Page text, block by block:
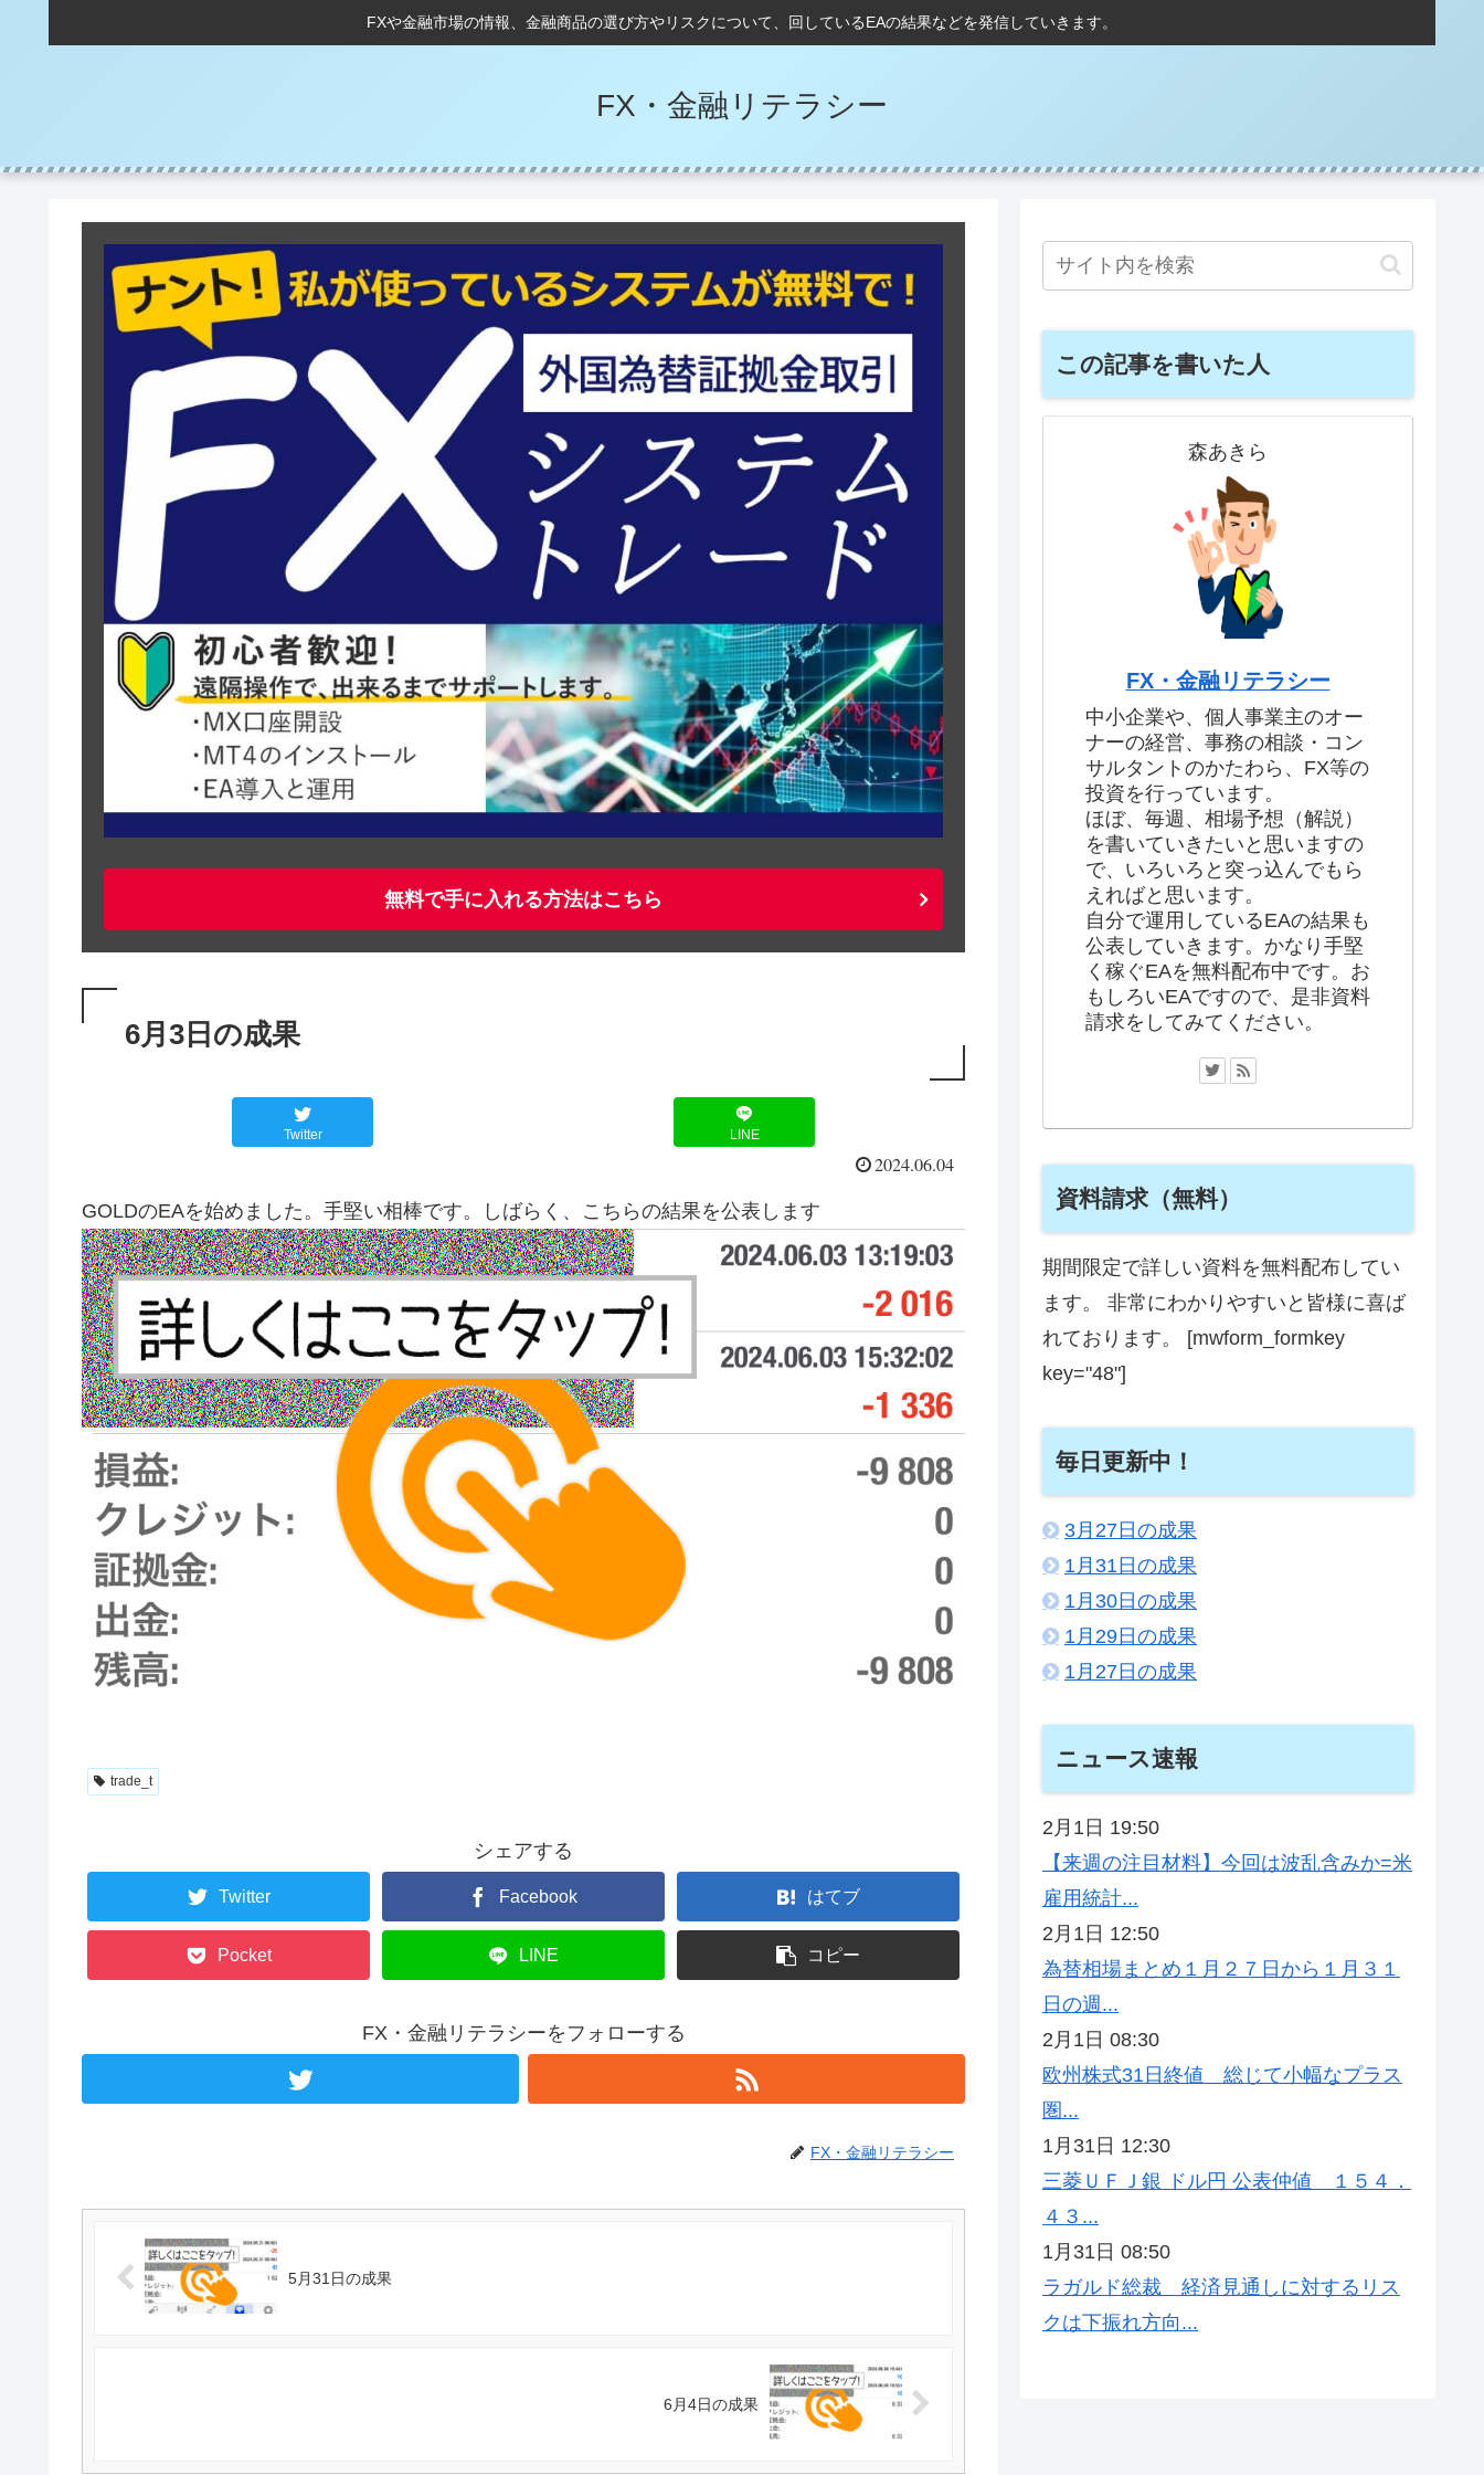
FXや金融市場の情報、金融商品の選び方やリスクについて、回しているEAの結果などを発信していきます。
FX・金融リテラシー
無料で手に入れる方法はこちら
6月3日の成果
Twitter LINE
2024.06.04
GOLDのEAを始めました。手堅い相棒です。しばらく、こちらの結果を公表します
trade_t
シェアする
Twitter Facebook はてブ
Pocket LINE コピー
FX・金融リテラシーをフォローする
FX・金融リテラシー
5月31日の成果
6月4日の成果
この記事を書いた人
森あきら
FX・金融リテラシー
中小企業や、個人事業主のオー
ナーの経営、事務の相談・コン
サルタントのかたわら、FX等の
投資を行っています。
ほぼ、毎週、相場予想（解説）
を書いていきたいと思いますの
で、いろいろと突っ込んでもら
えればと思います。
自分で運用しているEAの結果も
公表していきます。かなり手堅
く稼ぐEAを無料配布中です。お
もしろいEAですので、是非資料
請求をしてみてください。
資料請求（無料）
期間限定で詳しい資料を無料配布してい
ます。 非常にわかりやすいと皆様に喜ば
れております。 [mwform_formkey
key="48"]
毎日更新中！
3月27日の成果
1月31日の成果
1月30日の成果
1月29日の成果
1月27日の成果
ニュース速報
2月1日 19:50
【来週の注目材料】今回は波乱含みか=米
雇用統計...
2月1日 12:50
為替相場まとめ１月２７日から１月３１
日の週...
2月1日 08:30
欧州株式31日終値 総じて小幅なプラス
圏...
1月31日 12:30
三菱ＵＦＪ銀 ドル円 公表仲値 １５４．
４３...
1月31日 08:50
ラガルド総裁 経済見通しに対するリス
クは下振れ方向...